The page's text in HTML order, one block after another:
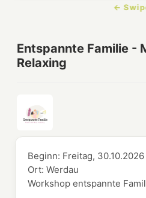
Entspannte Familie -
Relaxing
Beginn: Freitag, 30.10.2026
Ort:Werdau
Workshop entspannte